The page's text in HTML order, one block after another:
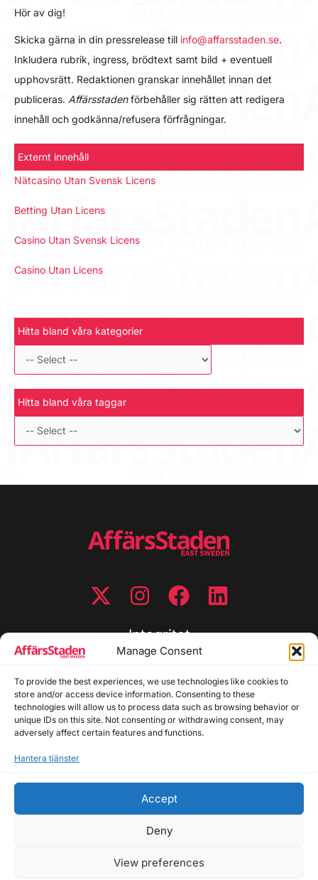
Manage Consent
To provide the best experiences, we use technologies like cookies to
store and/or access device information. Consenting to these
technologies will allow us to process data such as browsing behavior or
unique IDs on this site. Not consenting or withdrawing consent, may
adversely affect certain features and functions.
Hantera tjänster
Accept
Deny
View preferences
Hör av dig!
Skicka gärna in din pressrelease till info@affarsstaden.se.
Inkludera rubrik, ingress, brödtext samt bild + eventuell
upphovsrätt. Redaktionen granskar innehållet innan det
publiceras. Affärsstadenförbehåller sig rätten att redigera
innehåll och godkänna/refusera förfrågningar.
Externt innehåll
Nätcasino Utan Svensk Licens
Betting Utan Licens
Casino Utan Svensk Licens
Casino Utan Licens
Hitta bland våra kategorier
Hitta bland våra taggar
Integritet
Cookiepolicy
Disclaimer
Redaktionell policy
Utgivarinformation
Allmänna frågor: info@affarsstaden.se | Tipsa
annons@affarsstaden.se
© 2026 Affärsstaden.se | 2025 Alla rättigheter